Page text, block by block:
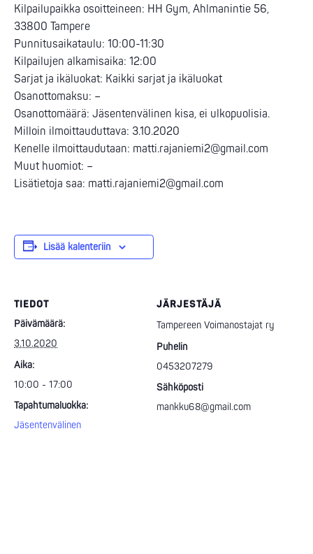
Kilpailupaikka osoitteineen: HH Gym, Ahlmanintie 56,
33800 Tampere
Punnitusaikataulu: 10:00-11:30
Kilpailujen alkamisaika: 12:00
Sarjat ja ikäluokat: Kaikki sarjat ja ikäluokat
Osanottomaksu: –
Osanottomäärä: Jäsentenvälinen kisa, ei ulkopuolisia.
Milloin ilmoittauduttava: 3.10.2020
Kenelle ilmoittaudutaan: matti.rajaniemi2@gmail.com
Muut huomiot: –
Lisätietoja saa: matti.rajaniemi2@gmail.com
Lisää kalenteriin
TIEDOT
Päivämäärä:
3.10.2020
Aika:
10:00 - 17:00
Tapahtumaluokka:
Jäsentenvälinen
JÄRJESTÄJÄ
Tampereen Voimanostajat ry
Puhelin
0453207279
Sähköposti
mankku68@gmail.com